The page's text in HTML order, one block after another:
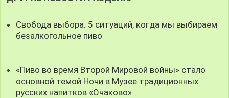
Свобода выбора. 5 ситуаций, когда мы выбираем
безалкогольное пиво
«Пиво во время Второй Мировой войны» стало
основной темой Ночи в Музее традиционных
русских напитков «Очаково»